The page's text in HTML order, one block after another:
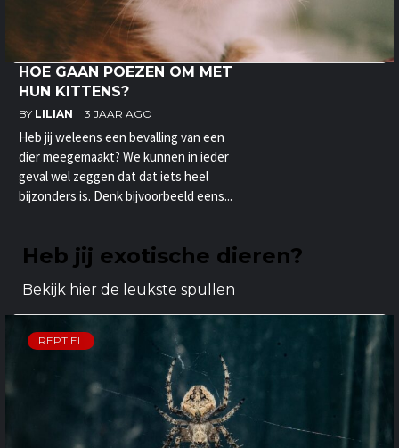
HOE GAAN POEZEN OM MET
HUN KITTENS?
BY LILIAN 3 JAAR AGO
Heb jij weleens een bevalling van een
dier meegemaakt? We kunnen in ieder
geval wel zeggen dat dat iets heel
bijzonders is. Denk bijvoorbeeld eens...
Heb jij exotische dieren?
Bekijk hier de leukste spullen
REPTIEL